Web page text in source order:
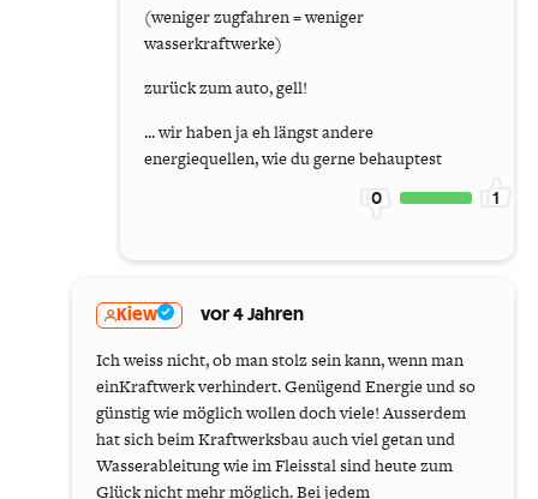
(weniger zugfahren = weniger
wasserkraftwerke)
zurück zum auto, gell!
... wir haben ja eh längst andere
energiequellen, wie du gerne behauptest
0 1
Kiew vor 4 Jahren
Ich weiss nicht, ob man stolz sein kann, wenn man
einKraftwerk verhindert. Genügend Energie und so
günstig wie möglich wollen doch viele! Ausserdem
hat sich beim Kraftwerksbau auch viel getan und
Wasserableitung wie im Fleisstal sind heute zum
Glück nicht mehr möglich. Bei jedem